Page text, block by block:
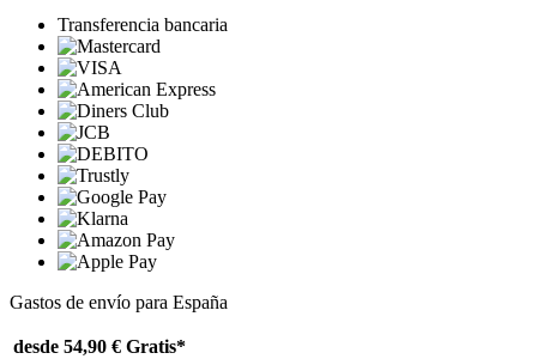
Transferencia bancaria
Gastos de envío para España
desde 54,90 € Gratis*